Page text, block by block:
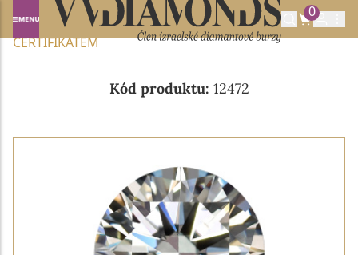
0
Domů NABÍDKA DIAMANTŮ
0.70CT E/SI1 S GIA
CERTIFIKÁTEM
Kód produktu: 12472